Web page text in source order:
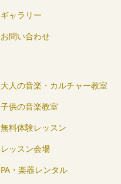
ギャラリー
お問い合わせ
大人の音楽・カルチャー教室
子供の音楽教室
無料体験レッスン
レッスン会場
PA・楽器レンタル